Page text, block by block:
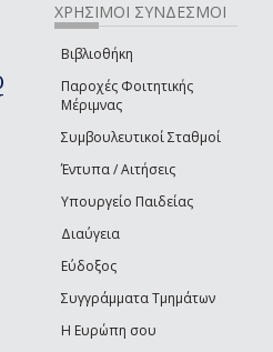
e-mail)
ΧΡΗΣΙΜΟΙ ΣΥΝΔΕΣΜΟΙ
Βιβλιοθήκη
Παροχές Φοιτητικής
Μέριμνας
Συμβουλευτικοί Σταθμοί
Έντυπα / Αιτήσεις
Υπουργείο Παιδείας
Διαύγεια
Εύδοξος
Συγγράμματα Τμημάτων
Η Ευρώπη σου